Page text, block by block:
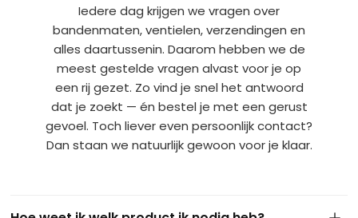
Iedere dag krijgen we vragen over
bandenmaten, ventielen, verzendingen en
alles daartussenin. Daarom hebben we de
meest gestelde vragen alvast voor je op
een rij gezet. Zo vind je snel het antwoord
dat je zoekt — én bestel je met een gerust
gevoel. Toch liever even persoonlijk contact?
Dan staan we natuurlijk gewoon voor je klaar.